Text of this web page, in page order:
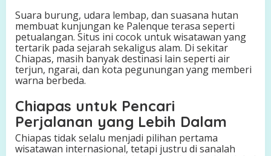
Suara burung, udara lembap, dan suasana hutan
membuat kunjungan ke Palenque terasa seperti
petualangan. Situs ini cocok untuk wisatawan yang
tertarik pada sejarah sekaligus alam. Di sekitar
Chiapas, masih banyak destinasi lain seperti air
terjun, ngarai, dan kota pegunungan yang memberi
warna berbeda.
Chiapas untuk Pencari
Perjalanan yang Lebih Dalam
Chiapas tidak selalu menjadi pilihan pertama
wisatawan internasional, tetapi justru di sanalah